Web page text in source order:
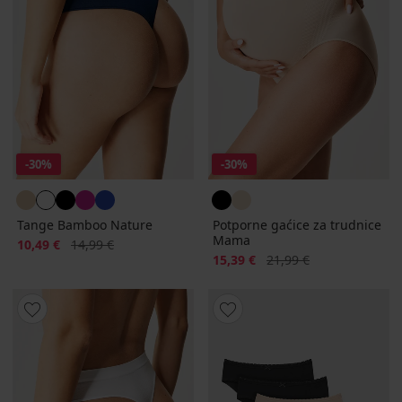
-30%
Tange Bamboo Nature
Popust
10,49 € Prvobitna cijena
14,99 €
-30%
Potporne gaćice za trudnice
Mama
Popust
15,39 € Prvobitna cijena
21,99 €